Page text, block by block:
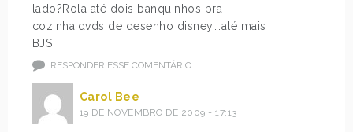
lado?Rola até dois banquinhos pra
cozinha,dvds de desenho disney….até mais
BJS
RESPONDER ESSE COMENTÁRIO
Carol Bee
19 DE NOVEMBRO DE 2009 - 17:13